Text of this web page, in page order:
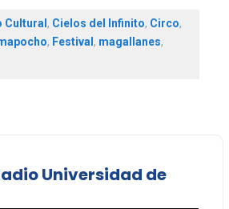
Cultural, Cielos del Infinito, Circo,
, Festival, magallanes,
Universidad de